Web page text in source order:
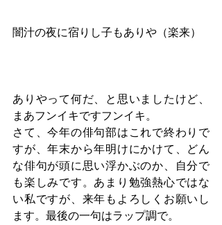
闇汁の夜に宿りし子もありや（楽来）
ありやって何だ、と思いましたけど、
まあフンイキですフンイキ。
さて、今年の俳句部はこれで終わりで
すが、年末から年明けにかけて、どん
な俳句が頭に思い浮かぶのか、自分で
も楽しみです。あまり勉強熱心ではな
い私ですが、来年もよろしくお願いし
ます。最後の一句はラップ調で。